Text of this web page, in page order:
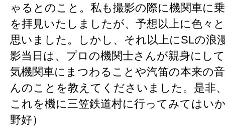
ゃるとのこと。私も撮影の際に機関車に
を拝見いたしましたが、予想以上に色々
思いました。しかし、それ以上にSLの浪
影当日は、プロの機関士さんが親身にし
気機関車にまつわることや汽笛の本来の
んのことを教えてくださいました。是非
これを機に三笠鉄道村に行ってみてはい
野好）